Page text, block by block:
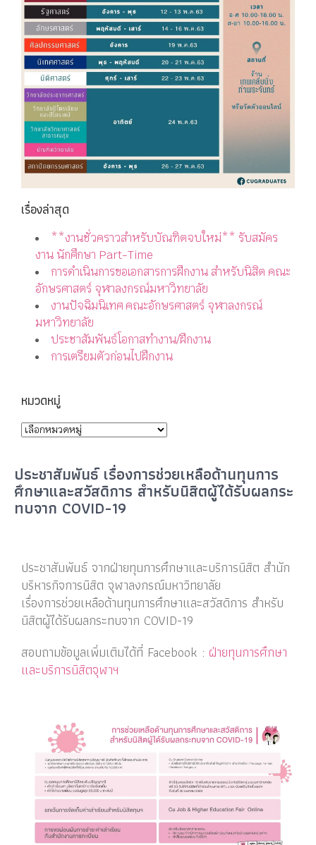
เรื่องล่าสุด
**งานชั่วคราวสำหรับบัณฑิตจบใหม่** รับสมัคร
งาน นักศึกษา Part-Time
การดำเนินการขอเอกสารการฝึกงาน สำหรับนิสิต คณะ
อักษรศาสตร์ จุฬาลงกรณ์มหาวิทยาลัย
งานปัจฉิมนิเทศ คณะอักษรศาสตร์ จุฬาลงกรณ์
มหาวิทยาลัย
ประชาสัมพันธ์โอกาสทำงาน/ฝึกงาน
การเตรียมตัวก่อนไปฝึกงาน
หมวดหมู่
ประชาสัมพันธ์ เรื่องการช่วยเหลือด้านทุนการ
ศึกษาและสวัสดิการ สำหรับนิสิตผู้ได้รับผลกระ
ทบจาก COVID-19
ประชาสัมพันธ์ จากฝ่ายทุนการศึกษาและบริการนิสิต สำนัก
บริหารกิจการนิสิต จุฬาลงกรณ์มหาวิทยาลัย
เรื่องการช่วยเหลือด้านทุนการศึกษาและสวัสดิการ สำหรับ
นิสิตผู้ได้รับผลกระทบจาก COVID-19
สอบถามข้อมูลเพิ่มเติมได้ที่ Facebook : ฝ่ายทุนการศึกษา
และบริการนิสิตจุฬาฯ